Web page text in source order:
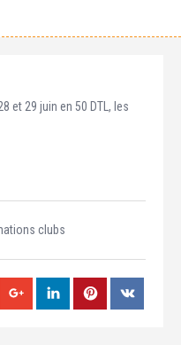
et 29 juin en 50 DTL, les
clubs